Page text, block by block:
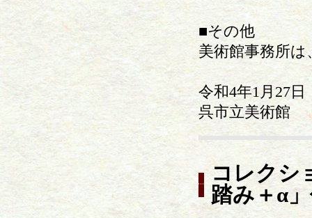
■その他
美術館事務所
令和4年1月27日
呉市立美術館
コレクシ
踏み＋α